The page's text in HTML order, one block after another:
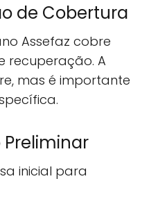
de Cobertura
Assefaz cobre
recuperação. A
mas é importante
Preliminar
inicial para